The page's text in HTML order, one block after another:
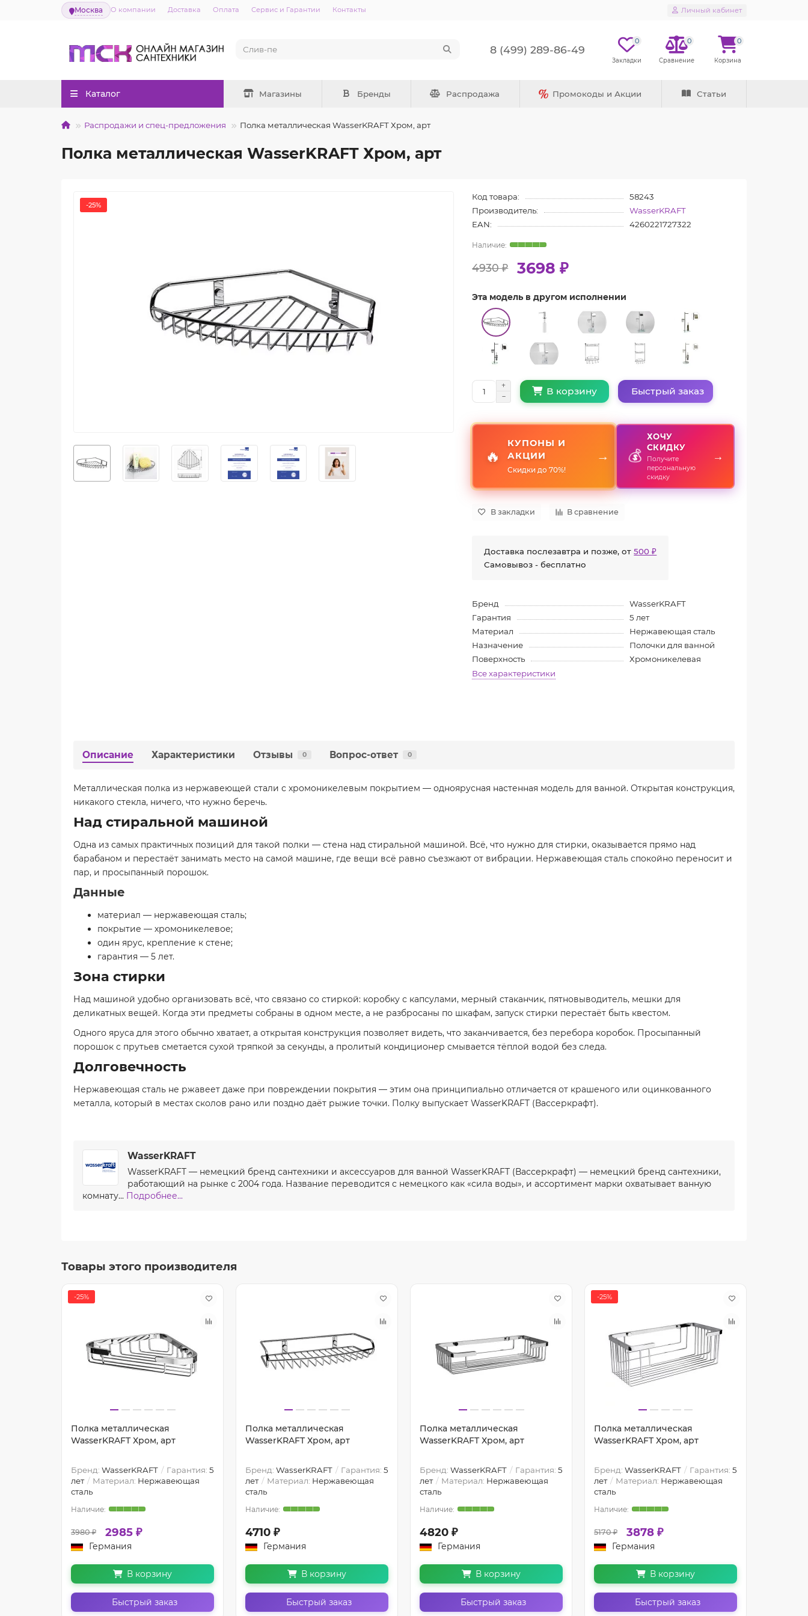
Москва О компании Доставка Оплата Сервис и Гарантии Контакты Личный кабинет
8 (499) 289-86-49
0 0 0
Каталог Магазины Бренды Распродажа Промокоды и Акции Статьи
Распродажи и спец-предложения Полка металлическая WasserKRAFT Хром, арт
Полка металлическая WasserKRAFT Хром, арт
-25%
Код товара:
58243
Производитель:
WasserKRAFT
EAN:
4260221727322
4930 ₽ 3698 ₽
Эта модель в другом исполнении
В корзину Быстрый заказ
🔥
КУПОНЫ И
АКЦИИ
Скидки до 70%!
→ 💰
ХОЧУ
СКИДКУ
Получите
персональную
скидку
→
В закладки В сравнение
Доставка послезавтра и позже, от500 ₽
Самовывоз - бесплатно
Бренд
WasserKRAFT
Гарантия
5 лет
Материал
Нержавеющая сталь
Назначение
Полочки для ванной
Поверхность
Хромоникелевая
Все характеристики
Описание Характеристики Отзывы 0 Вопрос-ответ 0
Металлическая полка из нержавеющей стали с хромоникелевым покрытием — одноярусная настенная модель для ванной. Открытая конструкция,
никакого стекла, ничего, что нужно беречь.
Над стиральной машиной
Одна из самых практичных позиций для такой полки — стена над стиральной машиной. Всё, что нужно для стирки, оказывается прямо над
барабаном и перестаёт занимать место на самой машине, где вещи всё равно съезжают от вибрации. Нержавеющая сталь спокойно переносит и
пар, и просыпанный порошок.
Данные
материал — нержавеющая сталь;
покрытие — хромоникелевое;
один ярус, крепление к стене;
гарантия — 5 лет.
Зона стирки
Над машиной удобно организовать всё, что связано со стиркой: коробку с капсулами, мерный стаканчик, пятновыводитель, мешки для
деликатных вещей. Когда эти предметы собраны в одном месте, а не разбросаны по шкафам, запуск стирки перестаёт быть квестом.
Одного яруса для этого обычно хватает, а открытая конструкция позволяет видеть, что заканчивается, без перебора коробок. Просыпанный
порошок с прутьев сметается сухой тряпкой за секунды, а пролитый кондиционер смывается тёплой водой без следа.
Долговечность
Нержавеющая сталь не ржавеет даже при повреждении покрытия — этим она принципиально отличается от крашеного или оцинкованного
металла, который в местах сколов рано или поздно даёт рыжие точки. Полку выпускает WasserKRAFT (Вассеркрафт).
WasserKRAFT
WasserKRAFT — немецкий бренд сантехники и аксессуаров для ванной WasserKRAFT (Вассеркрафт) — немецкий бренд сантехники,
работающий на рынке с 2004 года. Название переводится с немецкого как «сила воды», и ассортимент марки охватывает ванную
комнату... Подробнее...
Товары этого производителя
-25%
Полка металлическая
WasserKRAFT Хром, арт
Бренд: WasserKRAFT Гарантия: 5
лет
Материал: Нержавеющая
сталь
3980 ₽ 2985 ₽
Германия
В корзину
Быстрый заказ
Полка металлическая
WasserKRAFT Хром, арт
Бренд: WasserKRAFT Гарантия: 5
лет
Материал: Нержавеющая
сталь
4710 ₽
Германия
В корзину
Быстрый заказ
Полка металлическая
WasserKRAFT Хром, арт
Бренд: WasserKRAFT Гарантия: 5
лет
Материал: Нержавеющая
сталь
4820 ₽
Германия
В корзину
Быстрый заказ
-25%
Полка металлическая
WasserKRAFT Хром, арт
Бренд: WasserKRAFT Гарантия: 5
лет
Материал: Нержавеющая
сталь
5170 ₽ 3878 ₽
Германия
В корзину
Быстрый заказ